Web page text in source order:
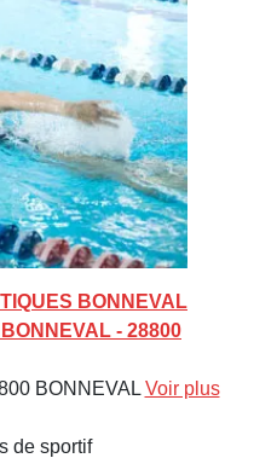
BONNEVAL
- 28800
BONNEVAL Voir plus
de sportif